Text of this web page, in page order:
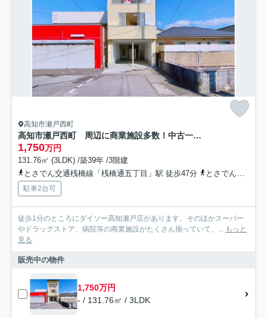
高知市瀬戸西町
高知市瀬戸西町 周辺に商業施設多数！中古一戸建て
1,750万円
131.76㎡ (3LDK) /築39年 /3階建
とさでん交通桟橋線「桟橋通五丁目」駅 徒歩47分
とさでん交通「団地南口（高知県）」バス停下車 徒歩3分
駐車2台可
徒歩1分のところにダイソー高知瀬戸店があります。そのほかスーパー
やドラッグストア、病院等の商業施設がたくさん揃っていて、... もっと
見る
販売中の物件
1,750万円
- / 131.76㎡ / 3LDK